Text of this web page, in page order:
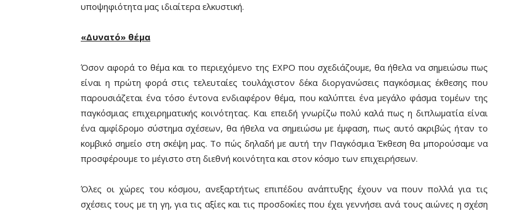
υποψηφιότητα μας ιδιαίτερα ελκυστική.
«Δυνατό» θέμα
Όσον αφορά το θέμα και το περιεχόμενο της EXPO που σχεδιάζουμε, θα ήθελα να σημειώσω πως
είναι η πρώτη φορά στις τελευταίες τουλάχιστον δέκα διοργανώσεις παγκόσμιας έκθεσης που
παρουσιάζεται ένα τόσο έντονα ενδιαφέρον θέμα, που καλύπτει ένα μεγάλο φάσμα τομέων της
παγκόσμιας επιχειρηματικής κοινότητας. Και επειδή γνωρίζω πολύ καλά πως η διπλωματία είναι
ένα αμφίδρομο σύστημα σχέσεων, θα ήθελα να σημειώσω με έμφαση, πως αυτό ακριβώς ήταν το
κομβικό σημείο στη σκέψη μας. Το πώς δηλαδή με αυτή την Παγκόσμια Έκθεση θα μπορούσαμε να
προσφέρουμε το μέγιστο στη διεθνή κοινότητα και στον κόσμο των επιχειρήσεων.
Όλες οι χώρες του κόσμου, ανεξαρτήτως επιπέδου ανάπτυξης έχουν να πουν πολλά για τις
σχέσεις τους με τη γη, για τις αξίες και τις προσδοκίες που έχει γεννήσει ανά τους αιώνες η σχέση